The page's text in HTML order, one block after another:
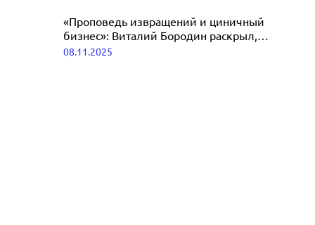
«Проповедь извращений и циничный
бизнес»: Виталий Бородин раскрыл,
сколько Макаревич* зарабатывает в России
08.11.2025